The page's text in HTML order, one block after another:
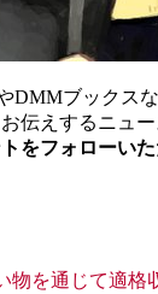
DMMブックス
伝えするニュー
をフォローい
物を通じて適格